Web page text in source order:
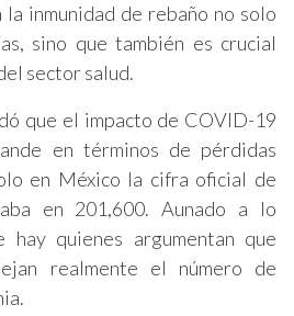
la inmunidad de rebaño no solo
sino que también es crucial
sector salud.
que el impacto de COVID-19
en términos de pérdidas
en México la cifra oficial de
en 201,600. Aunado a lo
hay quienes argumentan que
realmente el número de